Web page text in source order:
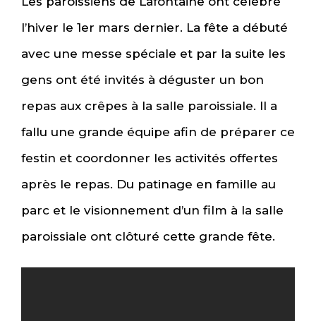
l’hiver le 1er mars dernier. La fête a débuté
avec une messe spéciale et par la suite les
gens ont été invités à déguster un bon
repas aux crêpes à la salle paroissiale. Il a
fallu une grande équipe afin de préparer ce
festin et coordonner les activités offertes
après le repas. Du patinage en famille au
parc et le visionnement d’un film à la salle
paroissiale ont clôturé cette grande fête.